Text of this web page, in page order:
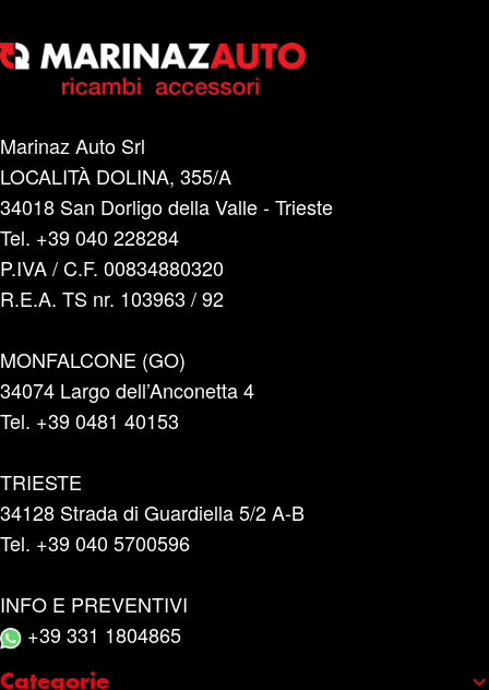
Marinaz Auto Srl
LOCALITÀ DOLINA, 355/A
34018 San Dorligo della Valle - Trieste
Tel. +39 040 228284
P.IVA / C.F. 00834880320
R.E.A. TS nr. 103963 / 92
MONFALCONE (GO)
34074 Largo dell’Anconetta 4
Tel. +39 0481 40153
TRIESTE
34128 Strada di Guardiella 5/2 A-B
Tel. +39 040 5700596
INFO E PREVENTIVI
+39 331 1804865
Categorie